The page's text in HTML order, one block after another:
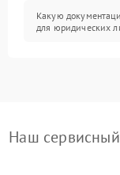
Какую
для юридических
Наш